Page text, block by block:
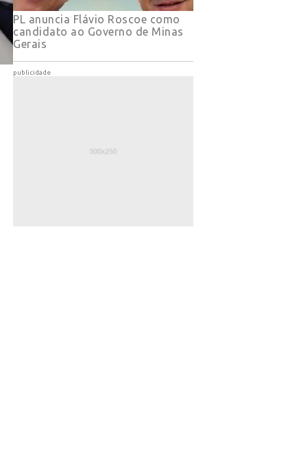
PL anuncia Flávio Roscoe como
candidato ao Governo de Minas
Gerais
publicidade